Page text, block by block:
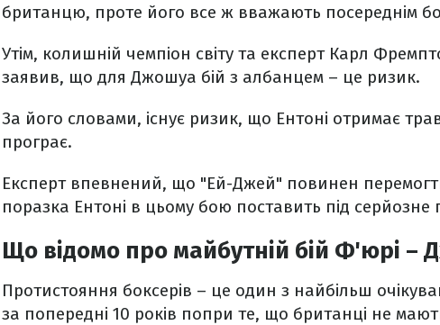
британцю, проте його все ж вважають посереднім
Утім, колишній чемпіон світу та експерт Карл
заявив, що для Джошуа бій з албанцем – це ризик.
За його словами, існує ризик, що Ентоні отримає
програє.
Експерт впевнений, що "Ей-Джей" повинен
поразка Ентоні в цьому бою поставить під серйозне
Що відомо про майбутній бій Ф'юрі –
Протистояння боксерів – це один з найбільш
за попередні 10 років попри те, що британці не